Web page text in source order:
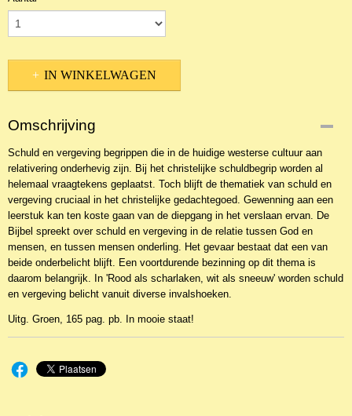
IN WINKELWAGEN
Omschrijving
Schuld en vergeving begrippen die in de huidige westerse cultuur aan
relativering onderhevig zijn. Bij het christelijke schuldbegrip worden al
helemaal vraagtekens geplaatst. Toch blijft de thematiek van schuld en
vergeving cruciaal in het christelijke gedachtegoed. Gewenning aan een
leerstuk kan ten koste gaan van de diepgang in het verslaan ervan. De
Bijbel spreekt over schuld en vergeving in de relatie tussen God en
mensen, en tussen mensen onderling. Het gevaar bestaat dat een van
beide onderbelicht blijft. Een voortdurende bezinning op dit thema is
daarom belangrijk. In 'Rood als scharlaken, wit als sneeuw' worden schuld
en vergeving belicht vanuit diverse invalshoeken.
Uitg. Groen, 165 pag. pb. In mooie staat!